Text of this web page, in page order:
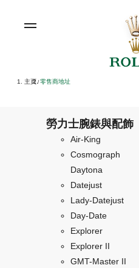
主頁/ 零售商地址
勞力士腕錶與配飾
Air-King
Cosmograph
Daytona
Datejust
Lady-Datejust
Day-Date
Explorer
Explorer II
GMT-Master II